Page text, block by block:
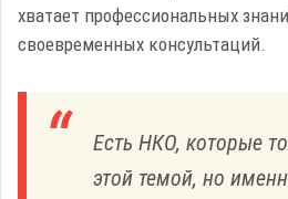
хватает профессиональных
своевременных консультаций.
Есть НКО, которые
этой темой, но